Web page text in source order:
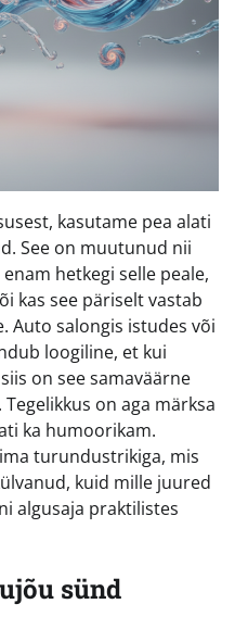
kasutame pea alati
See on muutunud nii
hetkegi selle peale,
kas see päriselt vastab
Auto salongis istudes või
loogiline, et kui
on see samaväärne
on aga märksa
ka humoorikam.
turundustrikiga, mis
kuid mille juured
algusaja praktilistes
sünd